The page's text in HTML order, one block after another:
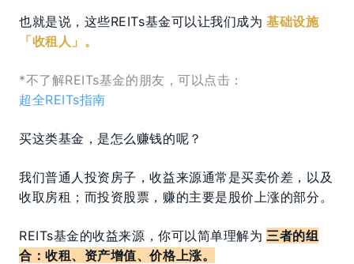
也就是说，这些REITs基金可以让我们成为 基础设施
「收租人」。
*不了解REITs基金的朋友，可以点击：
超全REITs指南
买这类基金，是怎么赚钱的呢？
我们普通人投资房子，收益来源通常是买卖价差，以及
收取房租；而投资股票，赚的主要是股价上涨的部分。
REITs基金的收益来源，你可以简单理解为 三者的组
合：收租、资产增值、价格上涨。